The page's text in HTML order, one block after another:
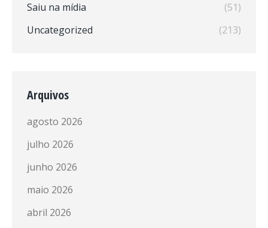
Saiu na mídia
(51)
Uncategorized
(213)
Arquivos
agosto 2026
julho 2026
junho 2026
maio 2026
abril 2026